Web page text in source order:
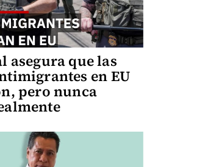
asegura que las
en EU
pero nunca